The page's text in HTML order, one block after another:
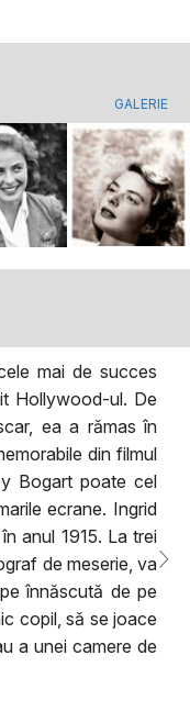
GALERIE
mai de succes
Hollywood-ul. De
ea a rămas în
din filmul
Bogart poate cel
ecrane. Ingrid
anul 1915. La trei
de meserie, va
înnăscută de pe
copil, să se joace
a unei camere de